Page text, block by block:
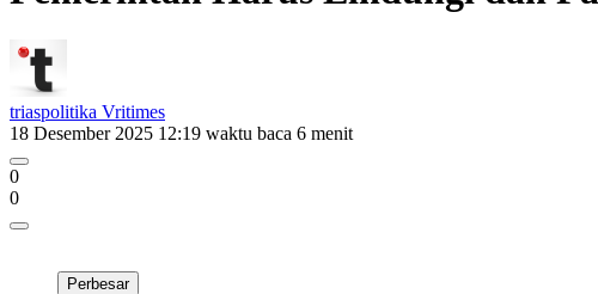
triaspolitika Vritimes
18 Desember 2025 12:19 waktu baca 6 menit
0
0
Perbesar